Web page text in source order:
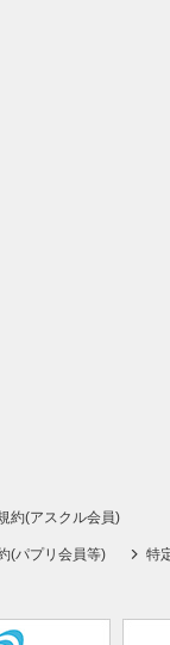
約(アスクル会員)
(パプリ会員等) 特